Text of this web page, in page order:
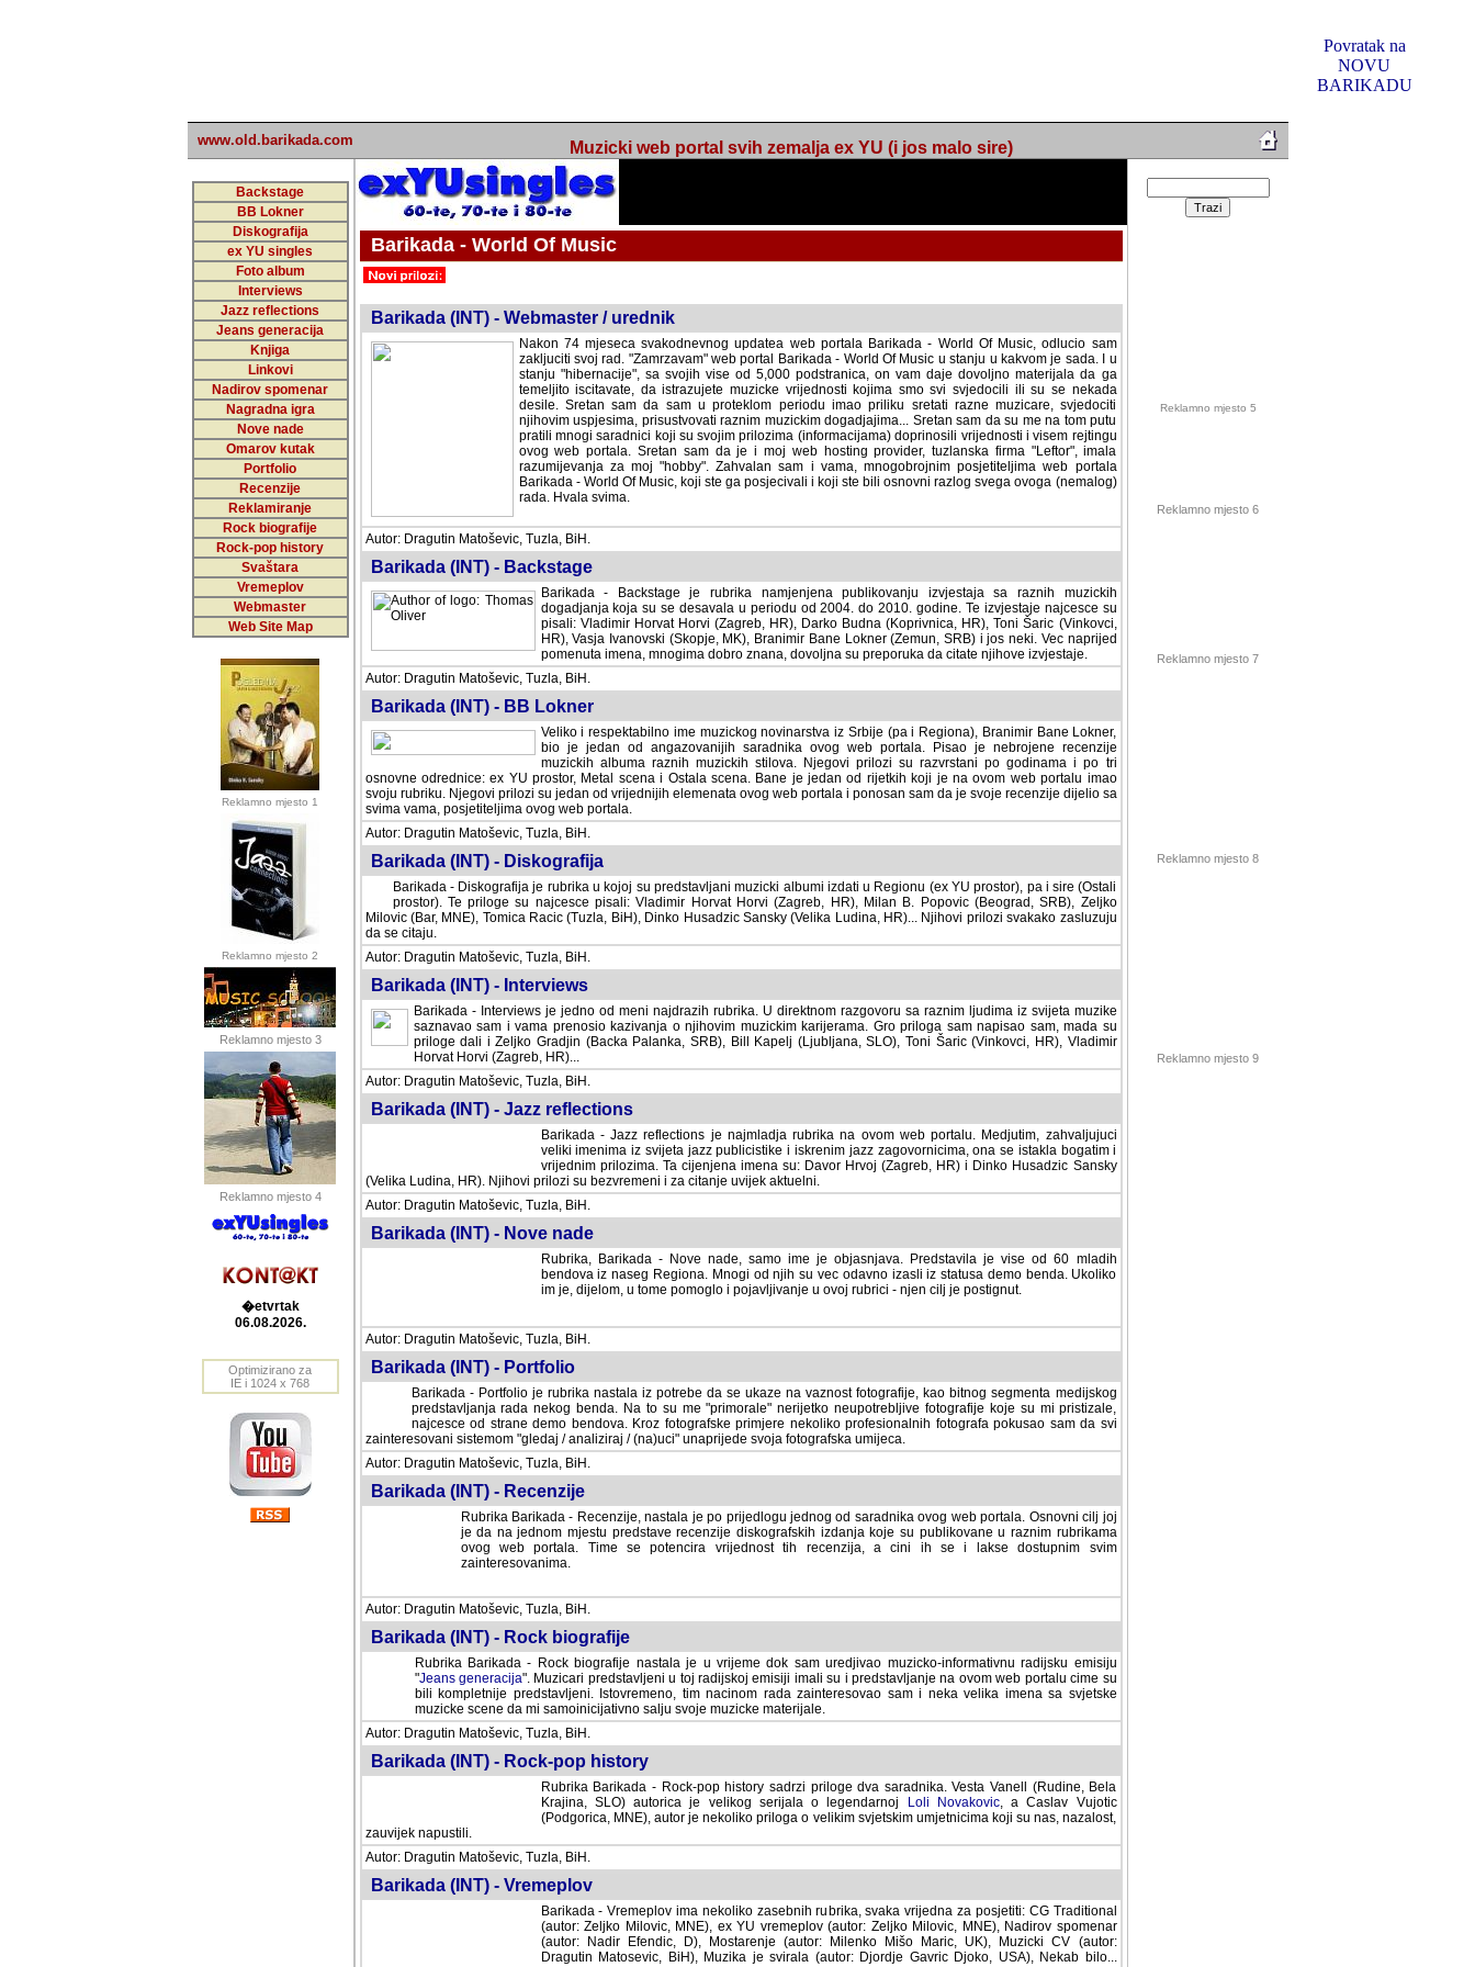
Povratak na
NOVU
BARIKADU
www.old.barikada.com Muzicki web portal svih zemalja ex YU (i jos malo sire)
Backstage
BB Lokner
Diskografija
ex YU singles
Foto album
Interviews
Jazz reflections
Jeans generacija
Knjiga
Linkovi
Nadirov spomenar
Nagradna igra
Nove nade
Omarov kutak
Portfolio
Recenzije
Reklamiranje
Rock biografije
Rock-pop history
Svaštara
Vremeplov
Webmaster
Web Site Map
Reklamno mjesto 1
Reklamno mjesto 2
Reklamno mjesto 3
Reklamno mjesto 4
�etvrtak
06.08.2026.
Optimizirano za
IE i 1024 x 768
Barikada - World Of Music
Barikada (INT) - Webmaster / urednik
Nakon 74 mjeseca svakodnevnog updatea web portala Barikada - World Of Music, odlucio sam
zakljuciti svoj rad. "Zamrzavam" web portal Barikada - World Of Music u stanju u kakvom je sada. I u
stanju "hibernacije", sa svojih vise od 5,000 podstranica, on vam daje dovoljno materijala da ga
temeljito iscitavate, da istrazujete muzicke vrijednosti kojima smo svi svjedocili ili su se nekada desile.
Sretan sam da sam u proteklom periodu imao priliku sretati razne muzicare, svjedociti njihovim
uspjesima, prisustvovati raznim muzickim dogadjajima... Sretan sam da su me na tom putu pratili
mnogi saradnici koji su svojim prilozima (informacijama) doprinosili vrijednosti i visem rejtingu ovog
web portala. Sretan sam da je i moj web hosting provider, tuzlanska firma "Leftor", imala
razumijevanja za moj "hobby". Zahvalan sam i vama, mnogobrojnim posjetiteljima web portala
Barikada - World Of Music, koji ste ga posjecivali i koji ste bili osnovni razlog svega ovoga (nemalog)
rada. Hvala svima.
Autor: Dragutin Matoševic, Tuzla, BiH.
Barikada (INT) - Backstage
Barikada - Backstage je rubrika namjenjena publikovanju izvjestaja sa raznih muzickih
dogadjanja koja su se desavala u periodu od 2004. do 2010. godine. Te izvjestaje najcesce su
pisali: Vladimir Horvat Horvi (Zagreb, HR), Darko Budna (Koprivnica, HR), Toni Šaric (Vinkovci,
HR), Vasja Ivanovski (Skopje, MK), Branimir Bane Lokner (Zemun, SRB) i jos neki. Vec naprijed
pomenuta imena, mnogima dobro znana, dovoljna su preporuka da citate njihove izvjestaje.
Autor: Dragutin Matoševic, Tuzla, BiH.
Barikada (INT) - BB Lokner
Veliko i respektabilno ime muzickog novinarstva iz Srbije (pa i Regiona), Branimir Bane Lokner,
bio je jedan od angazovanijih saradnika ovog web portala. Pisao je nebrojene recenzije muzickih
albuma raznih muzickih stilova. Njegovi prilozi su razvrstani po godinama i po tri osnovne
odrednice: ex YU prostor, Metal scena i Ostala scena. Bane je jedan od rijetkih koji je na ovom web portalu imao svoju rubriku.
Njegovi prilozi su jedan od vrijednijih elemenata ovog web portala i ponosan sam da je svoje recenzije dijelio sa svima vama,
posjetiteljima ovog web portala.
Autor: Dragutin Matoševic, Tuzla, BiH.
Barikada (INT) - Diskografija
Barikada - Diskografija je rubrika u kojoj su predstavljani muzicki albumi izdati u Regionu (ex YU prostor), pa i sire (Ostali
prostor). Te priloge su najcesce pisali: Vladimir Horvat Horvi (Zagreb, HR), Milan B. Popovic (Beograd, SRB), Zeljko Milovic
(Bar, MNE), Tomica Racic (Tuzla, BiH), Dinko Husadzic Sansky (Velika Ludina, HR)... Njihovi prilozi svakako zasluzuju da se
citaju.
Autor: Dragutin Matoševic, Tuzla, BiH.
Barikada (INT) - Interviews
Barikada - Interviews je jedno od meni najdrazih rubrika. U direktnom razgovoru sa raznim ljudima iz svijeta muzike
saznavao sam i vama prenosio kazivanja o njihovim muzickim karijerama. Gro priloga sam napisao sam, mada su
priloge dali i Zeljko Gradjin (Backa Palanka, SRB), Bill Kapelj (Ljubljana, SLO), Toni Šaric (Vinkovci, HR), Vladimir
Horvat Horvi (Zagreb, HR)...
Autor: Dragutin Matoševic, Tuzla, BiH.
Barikada (INT) - Jazz reflections
Barikada - Jazz reflections je najmladja rubrika na ovom web portalu. Medjutim, zahvaljujuci veliki
imenima iz svijeta jazz publicistike i iskrenim jazz zagovornicima, ona se istakla bogatim i
vrijednim prilozima. Ta cijenjena imena su: Davor Hrvoj (Zagreb, HR) i Dinko Husadzic Sansky
(Velika Ludina, HR). Njihovi prilozi su bezvremeni i za citanje uvijek aktuelni.
Autor: Dragutin Matoševic, Tuzla, BiH.
Barikada (INT) - Nove nade
Rubrika, Barikada - Nove nade, samo ime je objasnjava. Predstavila je vise od 60 mladih
bendova iz naseg Regiona. Mnogi od njih su vec odavno izasli iz statusa demo benda. Ukoliko im
je, dijelom, u tome pomoglo i pojavljivanje u ovoj rubrici - njen cilj je postignut.
Autor: Dragutin Matoševic, Tuzla, BiH.
Barikada (INT) - Portfolio
Barikada - Portfolio je rubrika nastala iz potrebe da se ukaze na vaznost fotografije, kao bitnog segmenta medijskog
predstavljanja rada nekog benda. Na to su me "primorale" nerijetko neupotrebljive fotografije koje su mi pristizale,
najcesce od strane demo bendova. Kroz fotografske primjere nekoliko profesionalnih fotografa pokusao sam da svi
zainteresovani sistemom "gledaj / analiziraj / (na)uci" unaprijede svoja fotografska umijeca.
Autor: Dragutin Matoševic, Tuzla, BiH.
Barikada (INT) - Recenzije
Rubrika Barikada - Recenzije, nastala je po prijedlogu jednog od saradnika ovog web portala. Osnovni cilj joj
je da na jednom mjestu predstave recenzije diskografskih izdanja koje su publikovane u raznim rubrikama
ovog web portala. Time se potencira vrijednost tih recenzija, a cini ih se i lakse dostupnim svim
zainteresovanima.
Autor: Dragutin Matoševic, Tuzla, BiH.
Barikada (INT) - Rock biografije
Rubrika Barikada - Rock biografije nastala je u vrijeme dok sam uredjivao muzicko-informativnu radijsku emisiju
"Jeans generacija". Muzicari predstavljeni u toj radijskoj emisiji imali su i predstavljanje na ovom web portalu cime su
bili kompletnije predstavljeni. Istovremeno, tim nacinom rada zainteresovao sam i neka velika imena sa svjetske
muzicke scene da mi samoinicijativno salju svoje muzicke materijale.
Autor: Dragutin Matoševic, Tuzla, BiH.
Barikada (INT) - Rock-pop history
Rubrika Barikada - Rock-pop history sadrzi priloge dva saradnika. Vesta Vanell (Rudine, Bela
Krajina, SLO) autorica je velikog serijala o legendarnoj
Loli Novakovic, a Caslav Vujotic
(Podgorica, MNE), autor je nekoliko priloga o velikim svjetskim umjetnicima koji su nas, nazalost,
zauvijek napustili.
Autor: Dragutin Matoševic, Tuzla, BiH.
Barikada (INT) - Vremeplov
Barikada - Vremeplov ima nekoliko zasebnih rubrika, svaka vrijedna za posjetiti: CG Traditional
(autor: Zeljko Milovic, MNE), ex YU vremeplov (autor: Zeljko Milovic, MNE), Nadirov spomenar
(autor: Nadir Efendic, D), Mostarenje (autor: Milenko Mišo Maric, UK), Muzicki CV (autor: Dragutin
Matosevic, BiH), Muzika je svirala (autor: Djordje Gavric Djoko, USA), Nekab bilo... (autor: